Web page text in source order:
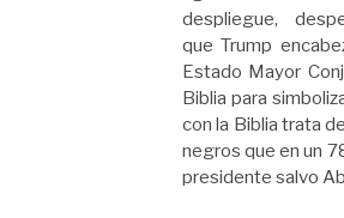
despliegue,
que Trump
Estado Mayor
Biblia para
con la Biblia trata
negros que en un
presidente salvo